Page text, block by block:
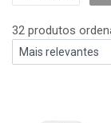
32 produtos